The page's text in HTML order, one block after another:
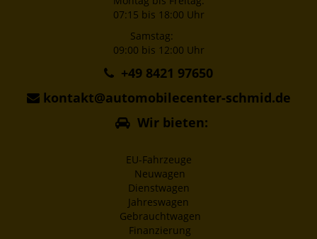
07:15 bis 18:00 Uhr
Samstag:
09:00 bis 12:00 Uhr
+49 8421 97650
kontakt@automobilecenter-schmid.de
Wir bieten:
EU-Fahrzeuge
Neuwagen
Dienstwagen
Jahreswagen
Gebrauchtwagen
Finanzierung